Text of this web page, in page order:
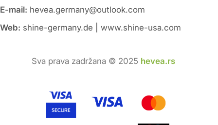
E-mail: hevea.germany@outlook.com
Web: shine-germany.de | www.shine-usa.com
Sva prava zadržana © 2025 hevea.rs